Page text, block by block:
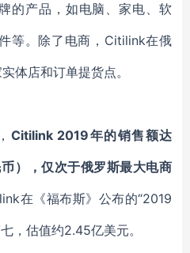
的产品，如电脑、家电、软
等。除了电商，Citilink在俄
体店和订单提货点。
Citilink 2019年的销售额达
），仅次于俄罗斯最大电商
在《福布斯》公布的“2019
，估值约2.45亿美元。